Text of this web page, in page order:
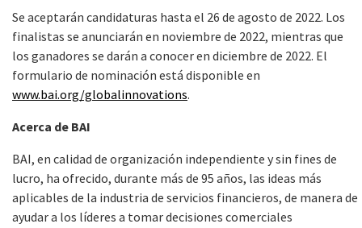
Se aceptarán candidaturas hasta el 26 de agosto de 2022. Los
finalistas se anunciarán en noviembre de 2022, mientras que
los ganadores se darán a conocer en diciembre de 2022. El
formulario de nominación está disponible en
www.bai.org/globalinnovations.
Acerca de BAI
BAI, en calidad de organización independiente y sin fines de
lucro, ha ofrecido, durante más de 95 años, las ideas más
aplicables de la industria de servicios financieros, de manera de
ayudar a los líderes a tomar decisiones comerciales